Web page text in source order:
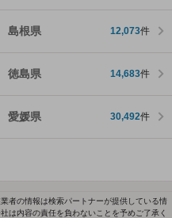
島根県 12,073件
徳島県 14,683件
愛媛県 30,492件
者の情報は検索パートナーが提供している情
は内容の責任を負わないことを予めご了承く